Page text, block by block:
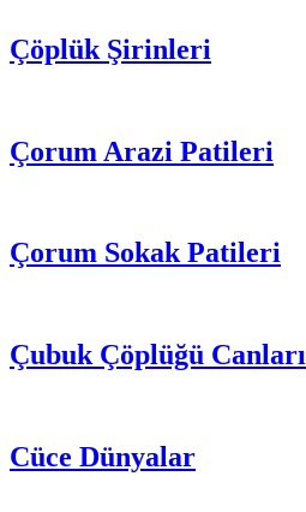
Çöplük Şirinleri
Çorum Arazi Patileri
Çorum Sokak Patileri
Çubuk Çöplüğü Canları
Cüce Dünyalar